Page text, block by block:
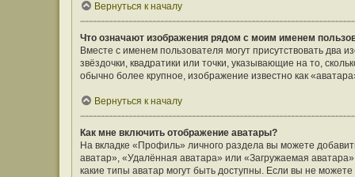
Вернуться к началу
Что означают изображения рядом с моим именем
Вместе с именем пользователя могут присутствовать
звёздочки, квадратики или точки, указывающие на то,
обычно более крупное, изображение известно как
Вернуться к началу
Как мне включить отображение аватары?
На вкладке «Профиль» личного раздела вы можете
аватар», «Удалённая аватара» или «Загружаемая
какие типы аватар могут быть доступны. Если вы не